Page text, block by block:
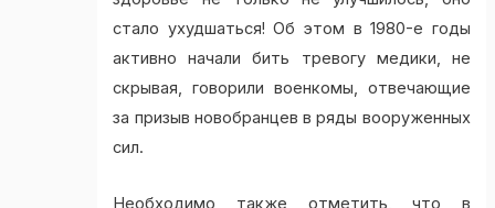
стало ухудшаться! Об этом в 1980-е годы
активно начали бить тревогу медики, не
скрывая, говорили военкомы, отвечающие
за призыв новобранцев в ряды вооруженных
сил.
Необходимо также отметить, что в